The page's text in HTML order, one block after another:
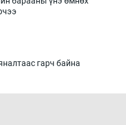
гарч байна